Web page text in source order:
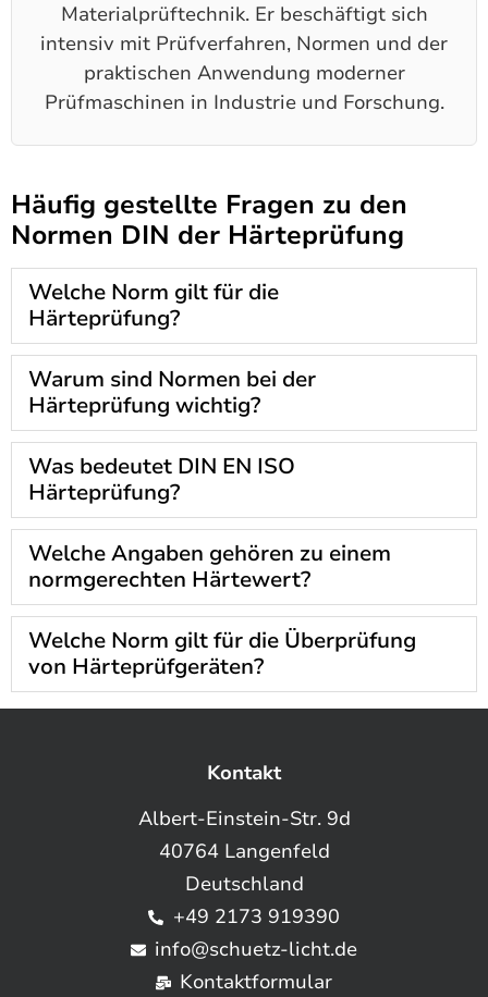
Materialprüftechnik. Er beschäftigt sich
intensiv mit Prüfverfahren, Normen und der
praktischen Anwendung moderner
Prüfmaschinen in Industrie und Forschung.
Häufig gestellte Fragen zu den
Normen DIN der Härteprüfung
Welche Norm gilt für die
Härteprüfung?
Warum sind Normen bei der
Härteprüfung wichtig?
Was bedeutet DIN EN ISO
Härteprüfung?
Welche Angaben gehören zu einem
normgerechten Härtewert?
Welche Norm gilt für die Überprüfung
von Härteprüfgeräten?
Kontakt
Albert-Einstein-Str. 9d
40764 Langenfeld
Deutschland
+49 2173 919390
info@schuetz-licht.de
Kontaktformular